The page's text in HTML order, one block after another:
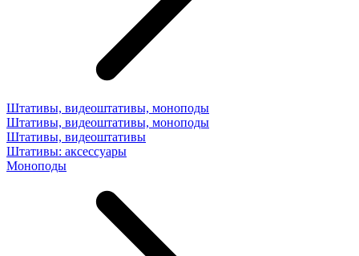
Штативы, видеоштативы, моноподы
Штативы, видеоштативы, моноподы
Штативы, видеоштативы
Штативы: аксессуары
Моноподы